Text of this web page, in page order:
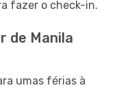
fazer o check-in.
de Manila
umas férias à